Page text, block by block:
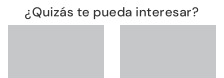
¿Quizás te pueda interesar?